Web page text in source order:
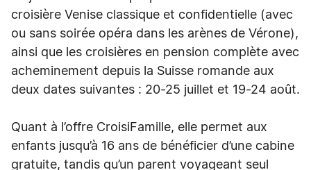
croisière Venise classique et confidentielle (avec
ou sans soirée opéra dans les arènes de Vérone),
ainsi que les croisières en pension complète avec
acheminement depuis la Suisse romande aux
deux dates suivantes : 20-25 juillet et 19-24 août.
Quant à l’offre CroisiFamille, elle permet aux
enfants jusqu’à 16 ans de bénéficier d’une cabine
gratuite, tandis qu’un parent voyageant seul